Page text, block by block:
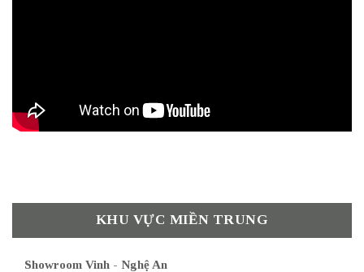
KHU VỰC MIỀN TRUNG
Showroom Vinh - Nghệ An